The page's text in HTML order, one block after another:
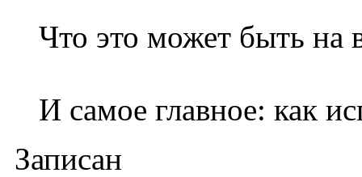
Что это может быть на
И самое главное: как
Записан